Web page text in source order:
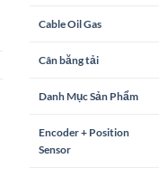
Cable Oil Gas
Cân băng tải
Danh Mục Sản Phẩm
Encoder + Position
Sensor